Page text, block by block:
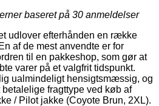
baseret på 30 anmeldelser
udlover efterhånden en række
af de mest anvendte er for
til en pakkeshop, som gør at
varer på et valgfrit tidspunkt.
ualmindeligt hensigtsmæssig, og
fragttype ved køb af
/ Pilot jakke (Coyote Brun, 2XL).